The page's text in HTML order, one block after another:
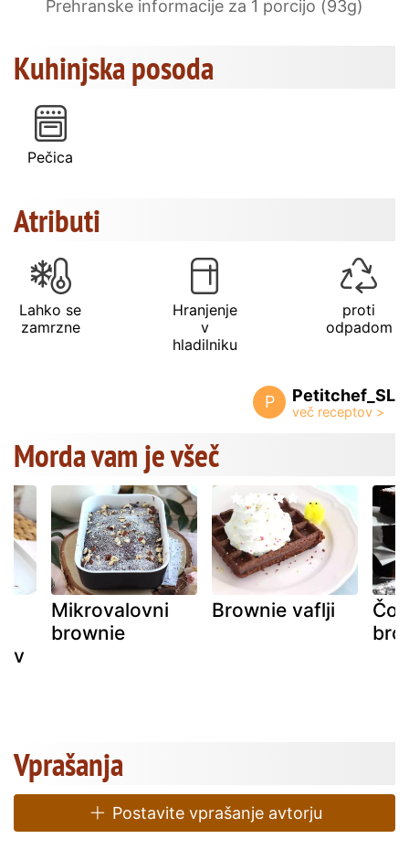
Prehranske informacije za 1 porcijo (93g)
Kuhinjska posoda
Pečica
Atributi
Lahko se
zamrzne
Hranjenje
v
hladilniku
proti
odpadom
P Petitchef_SL
Morda vam je všeč
Mikrovalovni
brownie
Brownie vaflji
Vprašanja
Postavite vprašanje avtorju